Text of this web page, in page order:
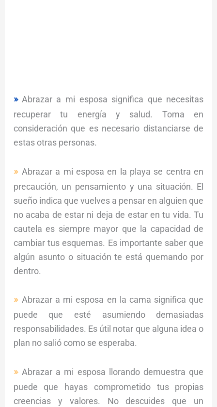
Abrazar a mi esposa significa que necesitas
recuperar tu energía y salud. Toma en
consideración que es necesario distanciarse de
estas otras personas.
Abrazar a mi esposa en la playa se centra en
precaución, un pensamiento y una situación. El
sueño indica que vuelves a pensar en alguien que
no acaba de estar ni deja de estar en tu vida. Tu
cautela es siempre mayor que la capacidad de
cambiar tus esquemas. Es importante saber que
algún asunto o situación te está quemando por
dentro.
Abrazar a mi esposa en la cama significa que
puede que esté asumiendo demasiadas
responsabilidades. Es útil notar que alguna idea o
plan no salió como se esperaba.
Abrazar a mi esposa llorando demuestra que
puede que hayas comprometido tus propias
creencias y valores. No descuides que un